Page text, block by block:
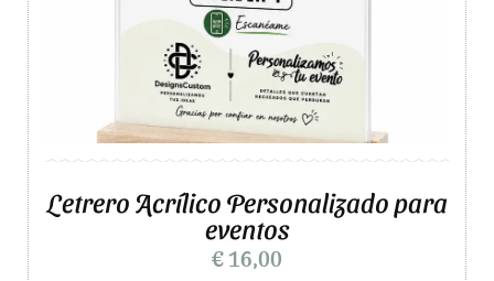
Letrero Acrílico Personalizado para
eventos
€16,00